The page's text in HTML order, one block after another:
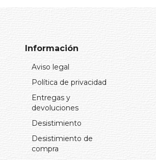
Información
Aviso legal
Política de privacidad
Entregas y
devoluciones
Desistimiento
Desistimiento de
compra